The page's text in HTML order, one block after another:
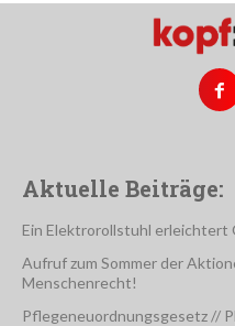
Aktuelle Beiträge:
Ein Elektrorollstuhl erleichtert
Aufruf zum Sommer der
Menschenrecht!
Pflegeneuordnungsgesetz //